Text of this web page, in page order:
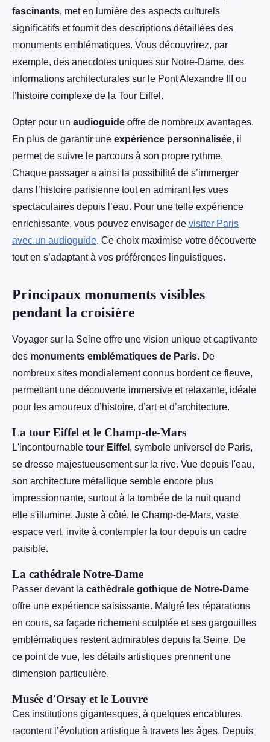
fascinants, met en lumière des aspects culturels
significatifs et fournit des descriptions détaillées des
monuments emblématiques. Vous découvrirez, par
exemple, des anecdotes uniques sur Notre-Dame, des
informations architecturales sur le Pont Alexandre III ou
l’histoire complexe de la Tour Eiffel.
Opter pour un audioguide offre de nombreux avantages.
En plus de garantir une expérience personnalisée, il
permet de suivre le parcours à son propre rythme.
Chaque passager a ainsi la possibilité de s’immerger
dans l’histoire parisienne tout en admirant les vues
spectaculaires depuis l’eau. Pour une telle expérience
enrichissante, vous pouvez envisager de visiter Paris
avec un audioguide. Ce choix maximise votre découverte
tout en s’adaptant à vos préférences linguistiques.
Principaux monuments visibles
pendant la croisière
Voyager sur la Seine offre une vision unique et captivante
des monuments emblématiques de Paris. De
nombreux sites mondialement connus bordent ce fleuve,
permettant une découverte immersive et relaxante, idéale
pour les amoureux d’histoire, d’art et d’architecture.
La tour Eiffel et le Champ-de-Mars
L'incontournable tour Eiffel , symbole universel de Paris,
se dresse majestueusement sur la rive. Vue depuis l'eau,
son architecture métallique semble encore plus
impressionnante, surtout à la tombée de la nuit quand
elle s'illumine. Juste à côté, le Champ-de-Mars, vaste
espace vert, invite à contempler la tour depuis un cadre
paisible.
La cathédrale Notre-Dame
Passer devant la cathédrale gothique de Notre-Dame
offre une expérience saisissante. Malgré les réparations
en cours, sa façade richement sculptée et ses gargouilles
emblématiques restent admirables depuis la Seine. De
ce point de vue, les détails artistiques prennent une
dimension particulière.
Musée d'Orsay et le Louvre
Ces institutions gigantesques, à quelques encablures,
racontent l’évolution artistique à travers les âges. Depuis